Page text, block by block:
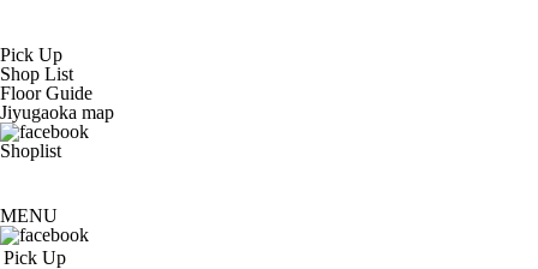
Pick Up
Shop List
Floor Guide
Jiyugaoka map
Shoplist
MENU
Pick Up